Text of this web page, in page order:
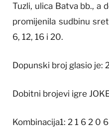
Tuzli, ulica Batva bb., a
promijenila sudbinu
6, 12, 16 i 20.
Dopunski broj glasio je:
Dobitni brojevi igre
Kombinacija1: 2 1 6 2 0 6